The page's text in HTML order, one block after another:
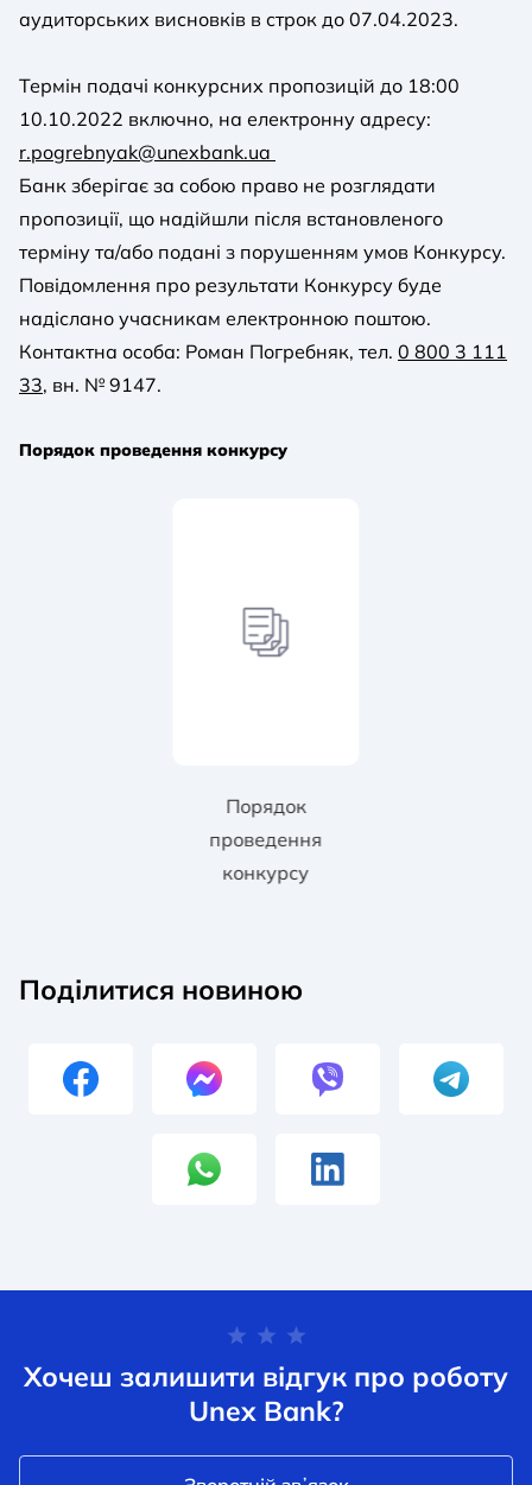
аудиторських висновків в строк до 07.04.2023.
Термін подачі конкурсних пропозицій до 18:00
10.10.2022 включно, на електронну адресу:
r.pogrebnyak@unexbank.ua
Банк зберігає за собою право не розглядати
пропозиції, що надійшли після встановленого
терміну та/або подані з порушенням умов Конкурсу.
Повідомлення про результати Конкурсу буде
надіслано учасникам електронною поштою.
Контактна особа: Роман Погребняк, тел. 0 800 3 111
33, вн. № 9147.
Порядок проведення конкурсу
Порядок
проведення
конкурсу
Поділитися новиною
Хочеш залишити відгук про роботу
Unex Bank?